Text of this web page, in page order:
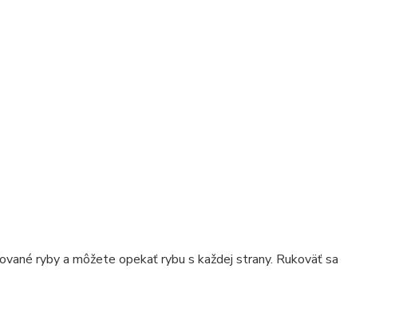
ryby a môžete opekať rybu s každej strany. Rukoväť sa